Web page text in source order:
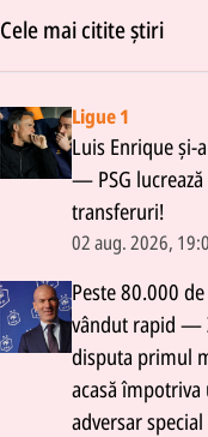
Cele mai citite știri
Ligue 1
Luis Enrique și-
— PSG
transferuri!
02 aug. 2026,
Peste 80.000
vândut rapid —
disputa primul
acasă împotriva
adversar special